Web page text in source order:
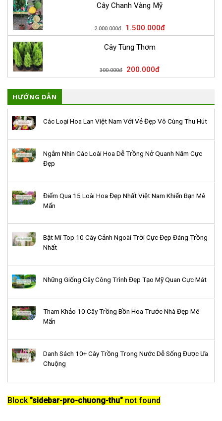
Cây Chanh Vàng Mỹ
2.000.000đ 1.500.000đ
Cây Tùng Thơm
300.000đ 200.000đ
HƯỚNG DẪN
Các Loại Hoa Lan Việt Nam Với Vẻ Đẹp Vô Cùng Thu Hút
Ngắm Nhìn Các Loài Hoa Dễ Trồng Nở Quanh Năm Cực
Đẹp
Điểm Qua 15 Loài Hoa Đẹp Nhất Việt Nam Khiến Bạn Mê
Mẩn
Bật Mí Top 10 Cây Cảnh Ngoài Trời Cực Đẹp Đáng Trồng
Nhất
Những Giống Cây Công Trình Đẹp Tạo Mỹ Quan Cực Mát
Tham Khảo 10 Cây Trồng Bồn Hoa Trước Nhà Đẹp Mê
Mẩn
Danh Sách 10+ Cây Trồng Trong Nước Dễ Sống Được Ưa
Chuộng
Block "sidebar-pro-chuong-thu" not found